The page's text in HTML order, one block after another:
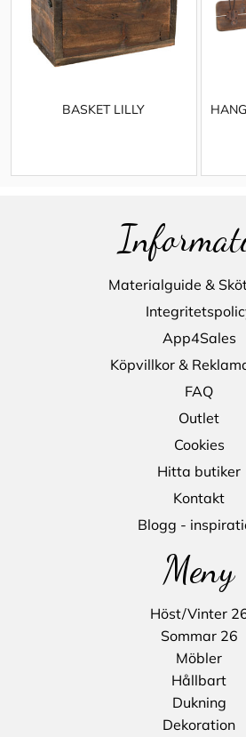
BASKET LILLY
Materialguide &
App4Sales
Köpvillkor &
FAQ
Outlet
Cookies
Hitta butiker
Kontakt
Blogg -
Meny
Höst/Vinter
Sommar 26
Möbler
Hållbart
Dukning
Dekoration